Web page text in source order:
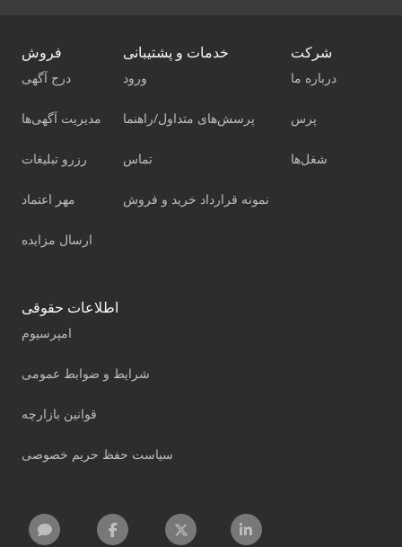
فروش
درج آگهی
مدیریت آگهی‌ها
رزرو تبلیغات
مهر اعتماد
ارسال مزایده
خدمات و پشتیبانی
ورود
پرسش‌های متداول/راهنما
تماس
نمونه قرارداد خرید و فروش
شرکت
درباره ما
پرس
شغل‌ها
اطلاعات حقوقی
امپرسیوم
شرایط و ضوابط عمومی
قوانین بازارچه
سیاست حفظ حریم خصوصی